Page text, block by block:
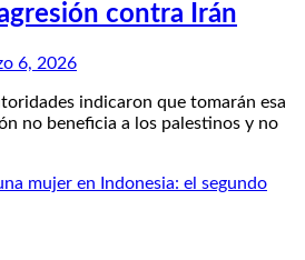
contra Irán
6, 2026
indicaron que tomarán esa
no beneficia a los palestinos y no